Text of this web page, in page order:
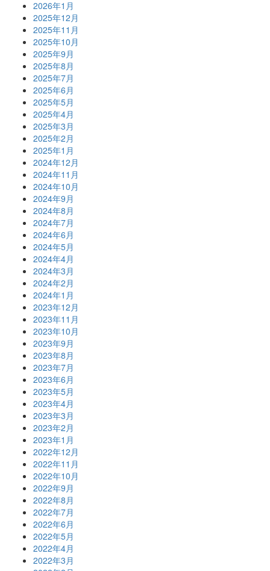
2026年1月
2025年12月
2025年11月
2025年10月
2025年9月
2025年8月
2025年7月
2025年6月
2025年5月
2025年4月
2025年3月
2025年2月
2025年1月
2024年12月
2024年11月
2024年10月
2024年9月
2024年8月
2024年7月
2024年6月
2024年5月
2024年4月
2024年3月
2024年2月
2024年1月
2023年12月
2023年11月
2023年10月
2023年9月
2023年8月
2023年7月
2023年6月
2023年5月
2023年4月
2023年3月
2023年2月
2023年1月
2022年12月
2022年11月
2022年10月
2022年9月
2022年8月
2022年7月
2022年6月
2022年5月
2022年4月
2022年3月